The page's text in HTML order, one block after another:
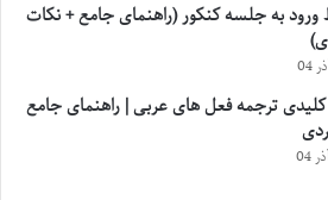
ورود به جلسه کنکور (راهنمای جامع + نکات
ترجمه فعل های عربی | راهنمای جامع